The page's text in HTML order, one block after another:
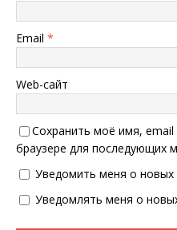
Email *
Web-сайт
Сохранить моё имя, email
браузере для последующих
Уведомить меня о новых
Уведомлять меня о